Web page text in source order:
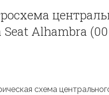
Seat Alhambra
схема